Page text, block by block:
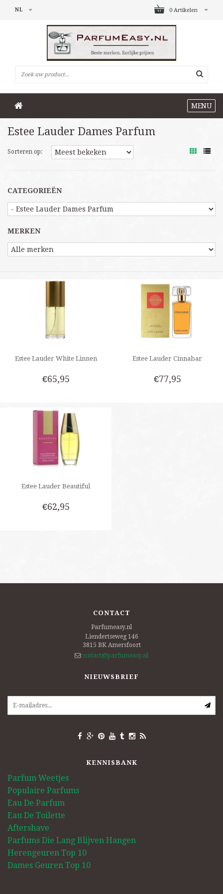
0 Artikelen
NL
MENU
Estee Lauder Dames Parfum
Sorteren op:
CATEGORIEËN
MERKEN
Estee Lauder White Linnen
€65,95
Estee Lauder Cinnabar
€77,95
Estee Lauder Beautiful
€62,95
CONTACT
Parfumeasy.nl
Liendertseweg 146
3815 BK Amersfoort
contact@parfumeasy.nl
NIEUWSBRIEF
KENNISBANK
Parfum Weetjes
Populaire Parfums
Eau De Parfum
Eau De Toilette
Aftershave
Parfums Die Lang Blijven Hangen
Herengeuren Top 10
Dames Geuren Top 10